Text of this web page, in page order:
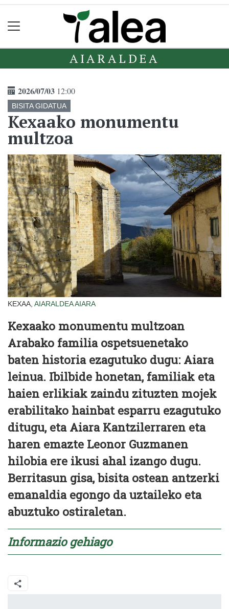
AIARALDEA
2026/07/03 12:00
BISITA GIDATUA
Kexaako monumentu
multzoa
KEXAA, AIARALDEAAIARA
Kexaako monumentu multzoan
Arabako familia ospetsuenetako
baten historia ezagutuko dugu: Aiara
leinua. Ibilbide honetan, familiak eta
haien erlikiak zaindu zituzten mojek
erabilitako hainbat esparru ezagutuko
ditugu, eta Aiara Kantzilerraren eta
haren emazte Leonor Guzmanen
hilobia ere ikusi ahal izango dugu.
Berritasun gisa, bisita ostean antzerki
emanaldia egongo da uztaileko eta
abuztuko ostiraletan.
Informazio gehiago